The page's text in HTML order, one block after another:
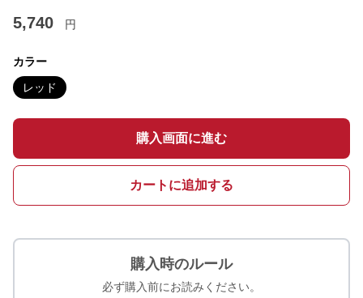
5,740 円
カラー
レッド
購入画面に進む
カートに追加する
購入時のルール
必ず購入前にお読みください。